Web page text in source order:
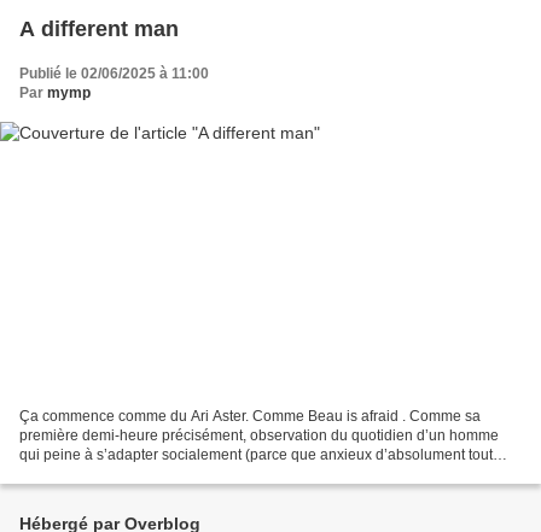
A different man
Publié le 02/06/2025 à 11:00
Par mymp
Ça commence comme du Ari Aster. Comme Beau is afraid . Comme sa
première demi-heure précisément, observation du quotidien d’un homme
qui peine à s’adapter socialement (parce que anxieux d’absolument tout
Hébergé par Overblog